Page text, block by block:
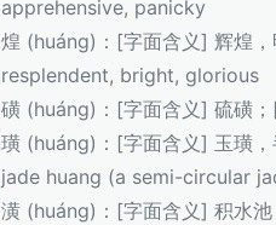
apprehensive, panicky
煌 (huáng)：[字面含义] 辉煌
resplendent, bright, glorious
磺 (huáng)：[字面含义] 硫磺
璜 (huáng)：[字面含义] 玉璜
jade huang (a semi-circular
潢 (huáng)：[字面含义] 积水